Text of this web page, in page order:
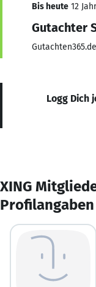
Bis heute 12
Gutachter
Gutachten365.de
Logg Dich
XING
Profilangaben